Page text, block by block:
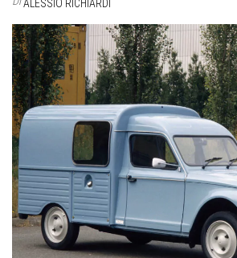
ALESSIO RICHIARDI